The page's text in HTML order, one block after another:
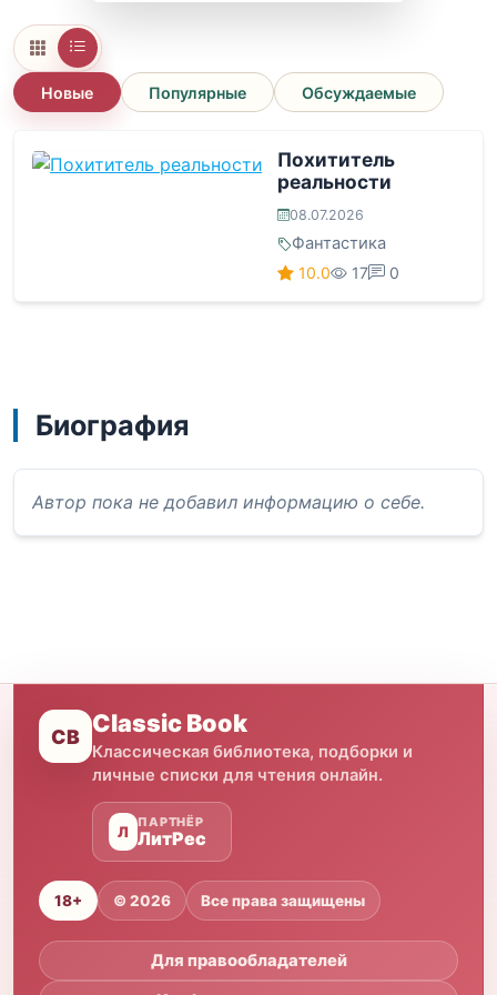
Новые Популярные Обсуждаемые
Похититель
реальности
08.07.2026
Фантастика
10.0 17 0
Биография
Автор пока не добавил информацию о себе.
CB Classic Book
Классическая библиотека, подборки и
личные списки для чтения онлайн.
Л
ПАРТНЁР
ЛитРес
18+ © 2026 Все права защищены
Для правообладателей